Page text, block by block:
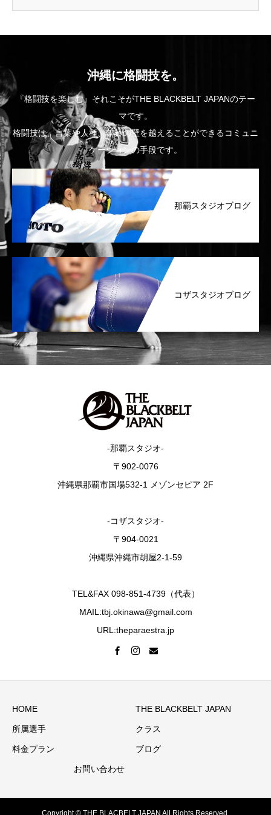
沖縄に格闘技を。
『格闘技を楽しむ』それこそがTHE BLACKBELT JAPANのテー
マです。
格闘技は、言葉や人種、年齢の壁を越えることができるコミュニ
ケーションの手段です。
那覇スタジオブログ
コザスタジオブログ
-那覇スタジオ-
〒902-0076
沖縄県那覇市国場532-1 メゾンセピア 2F
-コザスタジオ-
〒904-0021
沖縄県沖縄市胡屋2-1-59
TEL&FAX 098-851-4739（代表）
MAIL:tbj.okinawa@gmail.com
URL:theparaestra.jp
HOME THE BLACKBELT JAPAN
所属選手 クラス
料金プラン ブログ
お問い合わせ
Copyright © THE BLACBELT JAPAN All Rights Reserved.